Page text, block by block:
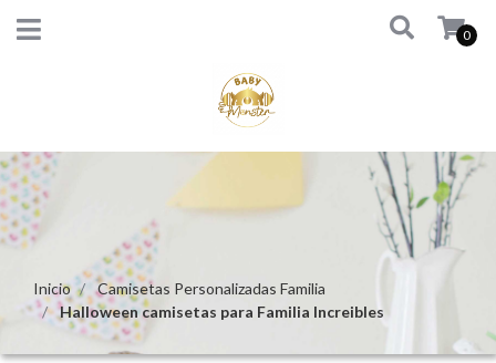
0
Inicio
Camisetas Personalizadas Familia
Halloween camisetas para Familia Increibles